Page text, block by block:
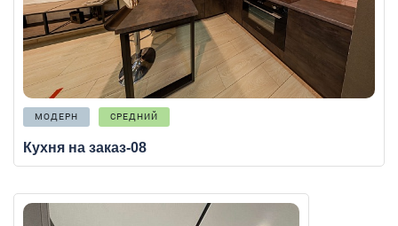
МОДЕРН СРЕДНИЙ
Кухня на заказ-08